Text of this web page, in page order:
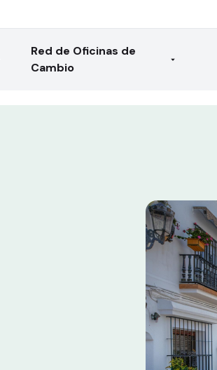
Red de Oficinas de
Cambio